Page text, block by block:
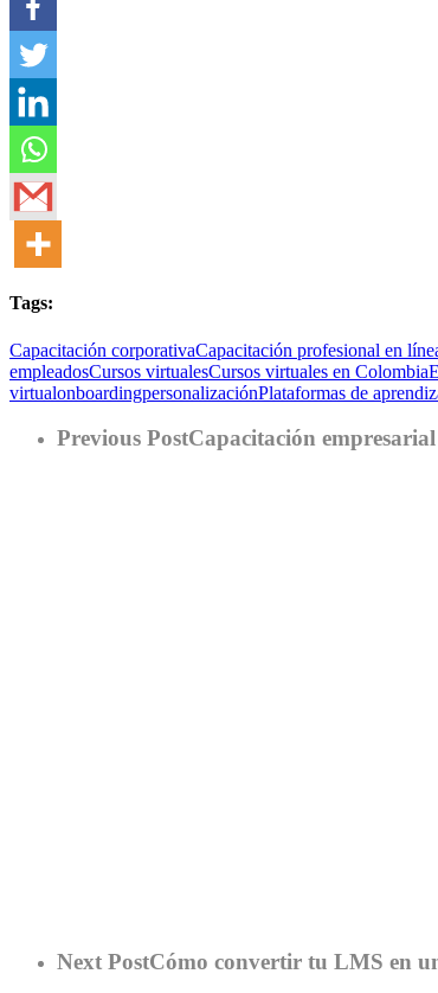
Tags:
Capacitación corporativaCapacitación profesional en
empleadosCursos virtualesCursos virtuales en Colombia
virtualonboardingpersonalizaciónPlataformas de
Previous PostCapacitación
Next PostCómo convertir tu LMS en